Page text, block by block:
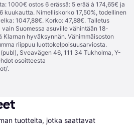
1000€ ostos 6 erässä: 5 erää à 174,65€ ja
kuukautta. Nimelliskorko 17,50%, todellinen
1047,88€. Korko: 47,88€. Talletus
Suomessa asuville vähintään 18-
hyväksynnän. Vähimmäisoston
riippuu luottokelpoisuusarviosta.
Sveavägen 46, 111 34 Tukholma, Y-
osoitteesta
.
tuotteita, jotka saattavat